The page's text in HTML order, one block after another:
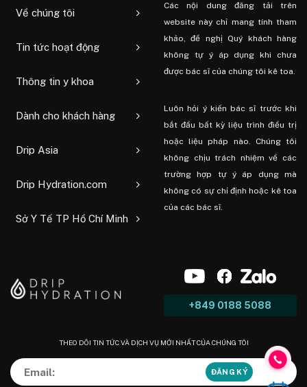
Về chúng tôi
Tin tức hoạt động
Thông tin y khoa
Dành cho khách hàng
Drip Asia
Drip Hydration.com
Sở Y Tế TP Hồ Chí Minh
Các nội dung đăng tải trên
website này chỉ mang tính tham
khảo, đề nghị Quý khách hàng
không tự ý áp dụng khi chưa
được bác sĩ của chúng tôi kê toa.
Luôn hỏi ý kiến ​​bác sĩ trước khi
bắt đầu bất kỳ liệu trình điều trị
hoặc liệu pháp nào. Chúng tôi
không chịu trách nhiệm về các
trường hợp tự ý áp dụng mà
không có sự chỉ định hoặc kê toa
của các bác sĩ.
+849 0188 5088
THEO DÕI TIN TỨC VÀ DỊCH VỤ MỚI NHẤT CỦA CHÚNG TÔI